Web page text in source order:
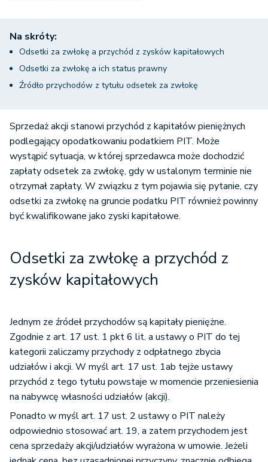
Na skróty:
Odsetki za zwłokę a przychód z zysków kapitałowych
Odsetki za zwłokę a ich status prawny
Źródło przychodów z tytułu odsetek za zwłokę
Sprzedaż akcji stanowi przychód z kapitałów pieniężnych
podlegający opodatkowaniu podatkiem PIT. Może
wystąpić sytuacja, w której sprzedawca może dochodzić
zapłaty odsetek za zwłokę, gdy w ustalonym terminie nie
otrzymał zapłaty. W związku z tym pojawia się pytanie, czy
odsetki za zwłokę na gruncie podatku PIT również powinny
być kwalifikowane jako zyski kapitałowe.
Odsetki za zwłokę a przychód z
zysków kapitałowych
Jednym ze źródeł przychodów są kapitały pieniężne.
Zgodnie z art. 17 ust. 1 pkt 6 lit. a ustawy o PIT do tej
kategorii zaliczamy przychody z odpłatnego zbycia
udziałów i akcji. W myśl art. 17 ust. 1ab tejże ustawy
przychód z tego tytułu powstaje w momencie przeniesienia
na nabywcę własności udziałów (akcji).
Ponadto w myśl art. 17 ust. 2 ustawy o PIT należy
odpowiednio stosować art. 19, a zatem przychodem jest
cena sprzedaży akcji/udziałów wyrażona w umowie. Jeżeli